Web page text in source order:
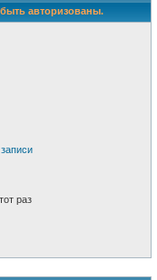
авторизованы.
раз